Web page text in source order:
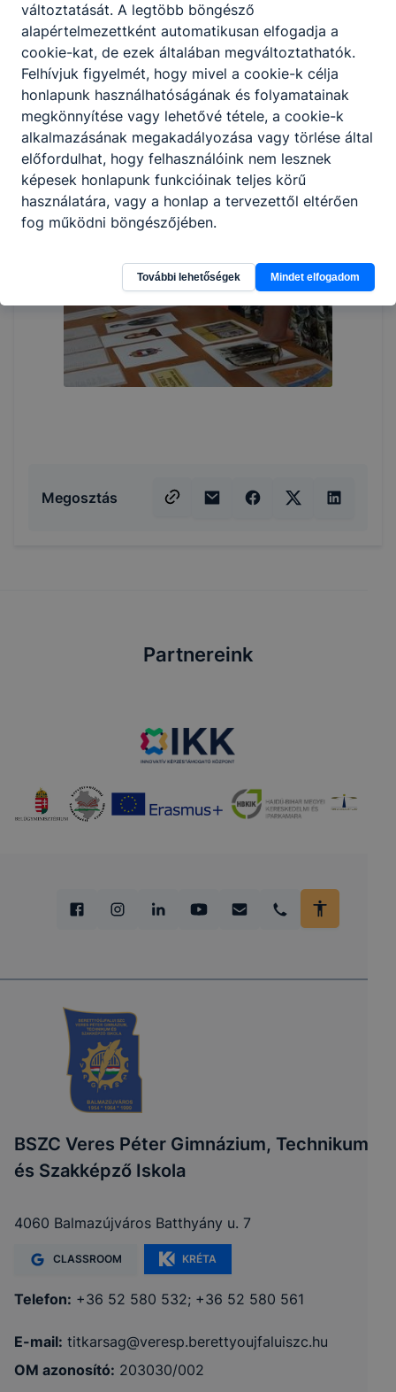
Megosztás
Partnereink
BSZC Veres Péter Gimnázium, Technikum
és Szakképző Iskola
4060 Balmazújváros Batthyány u. 7
CLASSROOM KRÉTA
Telefon: +36 52 580 532; +36 52 580 561
E-mail: titkarsag@veresp.berettyoujfaluiszc.hu
OM azonosító: 203030/002
változtatását. A legtöbb böngésző
alapértelmezettként automatikusan elfogadja a
cookie-kat, de ezek általában megváltoztathatók.
Felhívjuk figyelmét, hogy mivel a cookie-k célja
honlapunk használhatóságának és folyamatainak
megkönnyítése vagy lehetővé tétele, a cookie-k
alkalmazásának megakadályozása vagy törlése által
előfordulhat, hogy felhasználóink nem lesznek
képesek honlapunk funkcióinak teljes körű
használatára, vagy a honlap a tervezettől eltérően
fog működni böngészőjében.
További lehetőségek Mindet elfogadom